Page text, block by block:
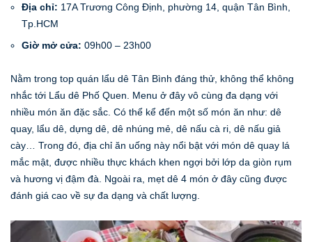
Địa chỉ: 17A Trương Công Định, phường 14, quận Tân Bình,
Tp.HCM
Giờ mở cửa: 09h00 – 23h00
Nằm trong top quán lẩu dê Tân Bình đáng thử, không thể không
nhắc tới Lẩu dê Phố Quen. Menu ở đây vô cùng đa dạng với
nhiều món ăn đặc sắc. Có thể kể đến một số món ăn như: dê
quay, lẩu dê, dựng dê, dê nhúng mẻ, dê nấu cà ri, dê nấu giả
cày… Trong đó, địa chỉ ăn uống này nổi bật với món dê quay lá
mắc mật, được nhiều thực khách khen ngợi bởi lớp da giòn rụm
và hương vị đậm đà. Ngoài ra, mẹt dê 4 món ở đây cũng được
đánh giá cao về sự đa dạng và chất lượng.